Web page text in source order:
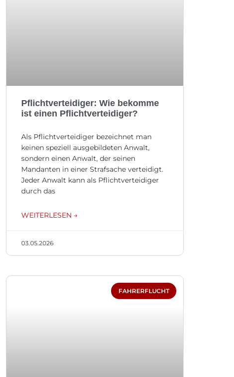
Pflichtverteidiger: Wie bekomme
ist einen Pflichtverteidiger?
Als Pflichtverteidiger bezeichnet man
keinen speziell ausgebildeten Anwalt,
sondern einen Anwalt, der seinen
Mandanten in einer Strafsache verteidigt.
Jeder Anwalt kann als Pflichtverteidiger
durch das
WEITERLESEN →
03.05.2026
FAHRERFLUCHT